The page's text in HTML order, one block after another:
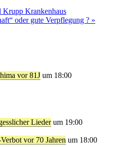
Krankenhaus
oder gute Verpflegung ? »
vor 81J um 18:00
Lieder um 19:00
vor 70 Jahren um 18:00